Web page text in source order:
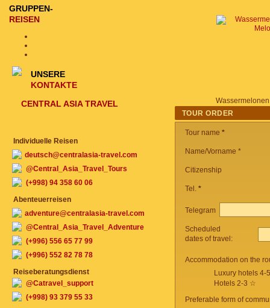
TOUR ORDER
Tour name *
Name/Vorname *
Citizenship
Tel. *
Telegram
Scheduled
dates of travel:
Accommodation on the
Luxury hotels 4-
Hotels 2-3 ☆
Preferable form of
GRUPPEN-
REISEN
UNSERE
KONTAKTE
CENTRAL ASIA TRAVEL
Individuelle Reisen
deutsch@centralasia-travel.com
@Central_Asia_Travel_Tours
(+998) 94 358 60 06
Abenteuerreisen
adventure@centralasia-travel.com
@Central_Asia_Travel_Adventure
(+996) 556 65 77 99
(+996) 552 82 78 78
Reiseberatungsdienst
@Catravel_support
(+998) 93 379 55 33